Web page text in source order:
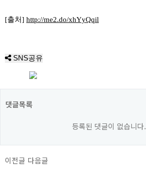
[출처] http://me2.do/xhYyQqil
SNS공유
댓글목록
등록된 댓글이 없습니다.
이전글 다음글